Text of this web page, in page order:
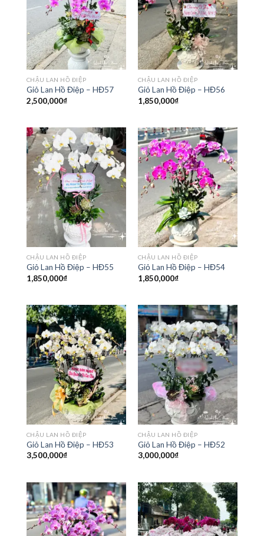
CHẬU LAN HỒ ĐIỆP
Giỏ Lan Hồ Điệp – HĐ57
2,500,000₫
CHẬU LAN HỒ ĐIỆP
Giỏ Lan Hồ Điệp – HĐ56
1,850,000₫
CHẬU LAN HỒ ĐIỆP
Giỏ Lan Hồ Điệp – HĐ55
1,850,000₫
CHẬU LAN HỒ ĐIỆP
Giỏ Lan Hồ Điệp – HĐ54
1,850,000₫
CHẬU LAN HỒ ĐIỆP
Giỏ Lan Hồ Điệp – HĐ53
3,500,000₫
CHẬU LAN HỒ ĐIỆP
Giỏ Lan Hồ Điệp – HĐ52
3,000,000₫